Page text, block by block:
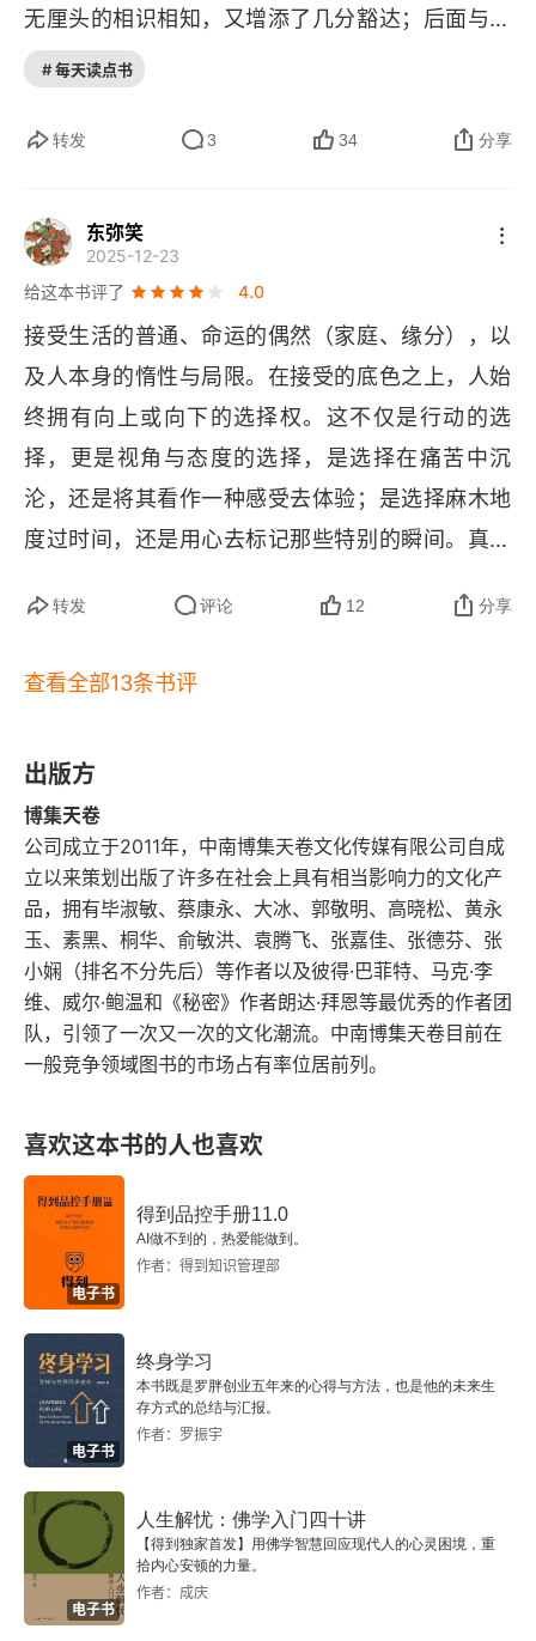
我的朋友Mona
不爱学习没关系
kYra曾教我一些重要的事情
作家阿紫
海星大麻烦
爱耍帅的少年都有好人生
一
二
我也很想你
有一些偶然的瞬间
一
二
四
六
七
八
时间之外的人
小城市
酒仙桥的“兰州拉面”
爱聊天的司机
娜娜小姑娘
我始终还是不信人生艰难
无厘头的相识相知，又增添了几分豁达；后面与抑
郁症对抗再重新让生活步入正轨，平静之中饱含睿
后的番外篇，期待她更多的分享与创作。
# 每天读点书
转发 3 34 分享
东弥笑
2025-12-23
给这本书评了
4.0
接受生活的普通、命运的偶然（家庭、缘分），以
及人本身的惰性与局限。在接受的底色之上，人始
终拥有向上或向下的选择权。这不仅是行动的选
择，更是视角与态度的选择，是选择在痛苦中沉
沦，还是将其看作一种感受去体验；是选择麻木地
度过时间，还是用心去标记那些特别的瞬间。真正
于一个个主动感知和创造的瞬间里。无论是好好吃
选择向下，或向上。人即便在命运与家庭中仍有选
择的可能。人这辈子，往上走还是往下走，其实可
以自己选。接到一个超出能力的新项目，可以选择
向上，咬牙学习、请教同事、熬夜攻克（虽然痛
苦，但在进步）；也可以选择向下，找借口推掉，
或敷衍了事（虽然轻松，但会停滞甚至退步）。人
生就像一条有缓坡的山路。向上走是主动背起行
囊，迎着阻力攀登，去看更广阔的风景；向下走是
关键不在于现在站在哪，而在于面朝哪边，以及脚
迈向哪里。2. 当生命被看作用来享受的，苦乐皆可
成为感受的一部分。领悟到了这一点，就会发现痛
苦和快乐没有本质区别。人一旦想开了，痛苦和快
乐，说到底都只是一种感觉。饿的时候吃到一口毛
肚，是极致的快乐；但当已经吃撑了，朋友又给夹
了一大块，这就可能变成一种痛苦。同一个东西
（毛肚），带来的感受完全取决于当下的状态和认
知。心就像一个收音机，痛苦和快乐就像是不同的
频道。事件是外界的电波。想开了就是自己调台的
能力。无法控制所有电波，但可以学会不总是停留
在痛苦 FM ，而是有意识地调到平静
转发 评论 12 分享
查看全部13条书评
出版方
博集天卷
公司成立于2011年，中南博集天卷文化传媒有限公司自成
立以来策划出版了许多在社会上具有相当影响力的文化产
品，拥有毕淑敏、蔡康永、大冰、郭敬明、高晓松、黄永
玉、素黑、桐华、俞敏洪、袁腾飞、张嘉佳、张德芬、张
小娴（排名不分先后）等作者以及彼得·巴菲特、马克·李
维、威尔·鲍温和《秘密》作者朗达·拜恩等最优秀的作者团
队，引领了一次又一次的文化潮流。中南博集天卷目前在
一般竞争领域图书的市场占有率位居前列。
喜欢这本书的人也喜欢
电子书
得到品控手册11.0
AI做不到的，热爱能做到。
作者：得到知识管理部
电子书
终身学习
本书既是罗胖创业五年来的心得与方法，也是他的未来生
存方式的总结与汇报。
作者：罗振宇
电子书
人生解忧：佛学入门四十讲
【得到独家首发】用佛学智慧回应现代人的心灵困境，重
拾内心安顿的力量。
作者：成庆